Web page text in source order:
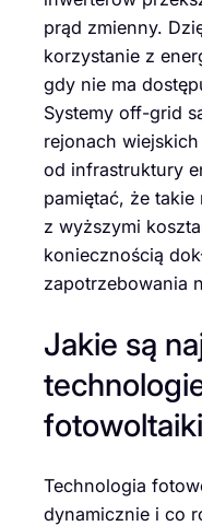
prąd zmienny.
korzystanie z
gdy nie ma
Systemy off-grid
rejonach
od infrastruktury
pamiętać, że
z wyższymi
koniecznością
zapotrzebowania
Jakie są
Technologia
dynamicznie i co